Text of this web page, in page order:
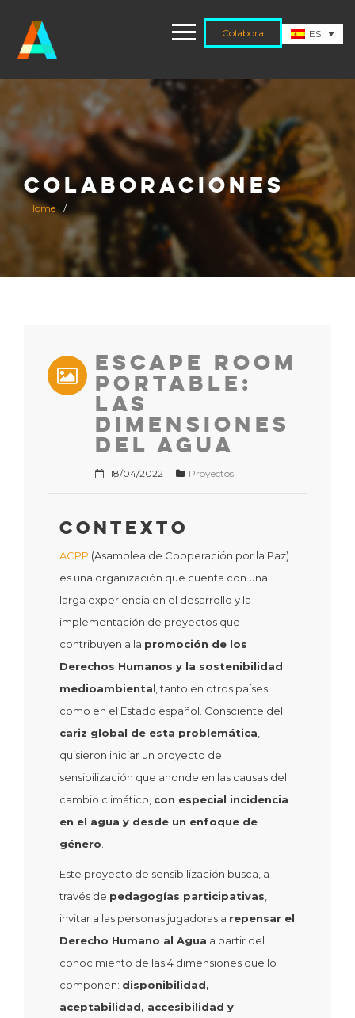
Colabora ES
COLABORACIONES
Home /
Escape Room
Portable:
Las
Dimensiones
del Agua
18/04/2022 Proyectos
Contexto
ACPP (Asamblea de Cooperación por la Paz)
es una organización que cuenta con una
larga experiencia en el desarrollo y la
implementación de proyectos que
contribuyen a la promoción de los
Derechos Humanos y la sostenibilidad
medioambiental, tanto en otros países
como en el Estado español. Consciente del
cariz global de esta problemática
quisieron iniciar un proyecto de
sensibilización que ahonde en las causas del
cambio climático, con especial incidencia
en el agua y desde un enfoque de
género
Este proyecto de sensibilización busca, a
través de pedagogías participativas
invitar a las personas jugadoras a repensar el
Derecho Humano al Agua a partir del
conocimiento de las 4 dimensiones que lo
componen: disponibilidad,
aceptabilidad, accesibilidad y